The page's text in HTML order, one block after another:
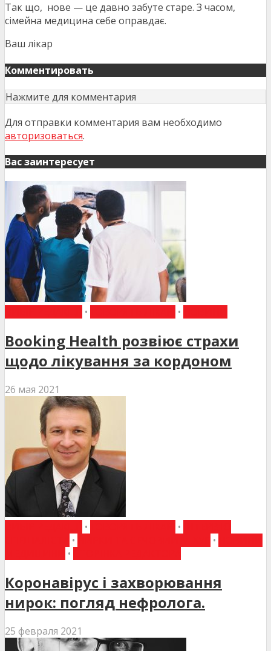
Так що, нове — це давно забуте старе. З часом,
сімейна медицина себе оправдає.
Ваш лікар
Комментировать
Нажмите для комментария
Для отправки комментария вам необходимо
авторизоваться.
Вас заинтересует
• •
Booking Health розвіює страхи
щодо лікування за кордоном
26 мая 2021
• •
• •
•
Коронавірус і захворювання
нирок: погляд нефролога.
25 февраля 2021